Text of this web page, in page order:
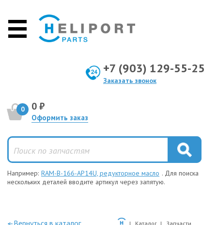
+7 (903) 129-55-25
Заказать звонок
0 0 ₽
Оформить заказ
Например: RAM-B-166-AP14U, редукторное масло . Для поиска
нескольких деталей вводите артикул через запятую.
—Вернуться в каталог Каталог Запчасти